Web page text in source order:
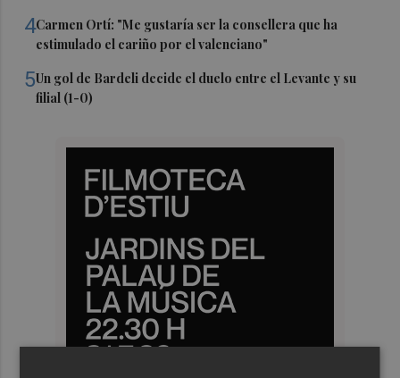
4Carmen Ortí: "Me gustaría ser la consellera que ha
estimulado el cariño por el valenciano"
5Un gol de Bardeli decide el duelo entre el Levante y su
filial (1-0)